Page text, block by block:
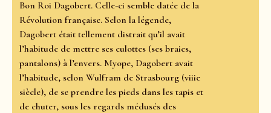
Bon Roi Dagobert. Celle-ci semble datée de la
Révolution française. Selon la légende,
Dagobert était tellement distrait qu’il avait
l’habitude de mettre ses culottes (ses braies,
pantalons) à l’envers. Myope, Dagobert avait
l’habitude, selon Wulfram de Strasbourg (viiie
siècle), de se prendre les pieds dans les tapis et
de chuter, sous les regards médusés des